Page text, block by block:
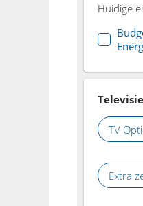
Huidige
Televisie
TV
Extra